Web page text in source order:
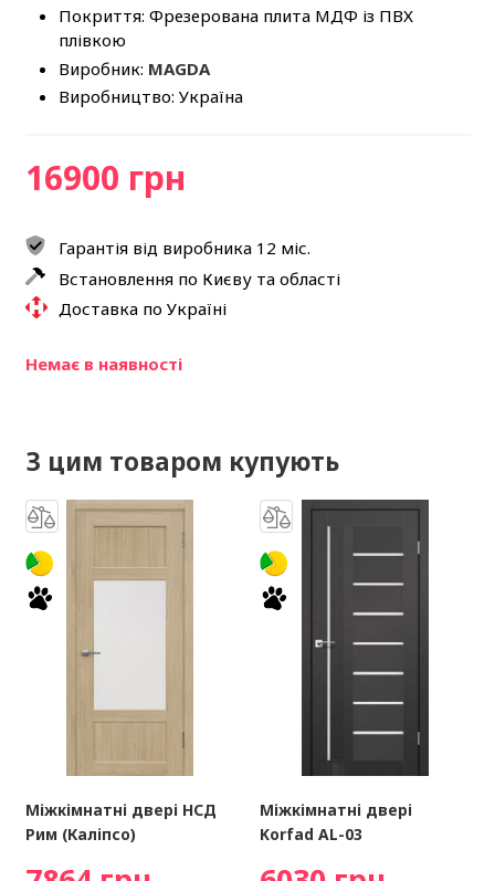
Покриття: Фрезерована плита МДФ із ПВХ
плівкою
Виробник: MAGDA
Виробництво: Україна
16900 грн
Гарантія від виробника 12 міс.
Встановлення по Києву та області
Доставка по Україні
Немає в наявності
З цим товаром купують
Міжкімнатні двері НСД
Рим (Каліпсо)
Міжкімнатні двері
Korfad AL-03